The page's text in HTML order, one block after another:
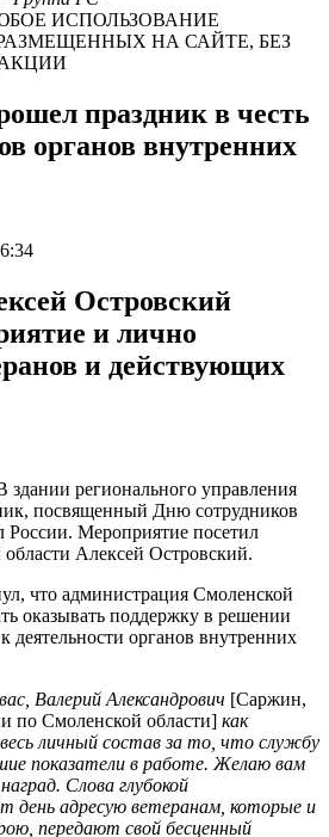
ИСПОЛЬЗОВАНИЕ
НА САЙТЕ, БЕЗ
праздник в честь
органов внутренних
Островский
и лично
и действующих
здании регионального управления
посвященный Дню сотрудников
России. Мероприятие посетил
Алексей Островский.
что администрация Смоленской
оказывать поддержку в решении
деятельности органов внутренних
Валерий Александрович [Саржин,
по Смоленской области] как
весь личный состав за то, что службу
показатели в работе. Желаю вам
Слова глубокой
день адресую ветеранам, которые и
передают свой бесценный